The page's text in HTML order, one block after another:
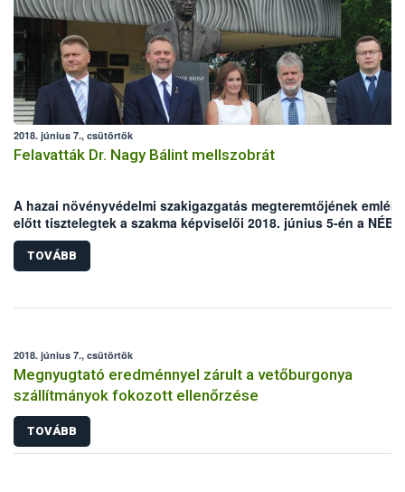
2018. június 7., csütörtök
Felavatták Dr. Nagy Bálint mellszobrát
A hazai növényvédelmi szakigazgatás megteremtőjének emléke
előtt tisztelegtek a szakma képviselői 2018. június 5-én a
Növény- Talaj- és Agrárkörnyezet-védelmi Igazgatóság
épületénél, ahol a mintegy 150 megjelent vendég előtt
Dr. Nagy Bálint mellszobrát.
TOVÁBB
2018. június 7., csütörtök
Megnyugtató eredménnyel zárult a vetőburgonya
szállítmányok fokozott ellenőrzése
TOVÁBB